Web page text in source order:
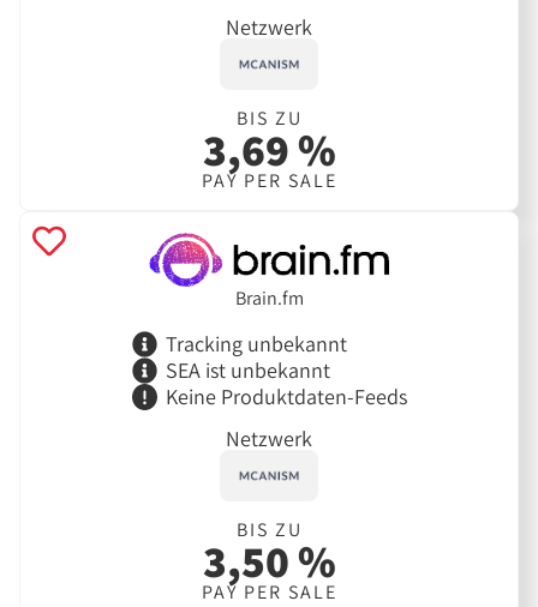
Netzwerk
BIS ZU
3,69 %
PAY PER SALE
Brain.fm
Tracking unbekannt
SEA ist unbekannt
Keine Produktdaten-Feeds
Netzwerk
BIS ZU
3,50 %
PAY PER SALE